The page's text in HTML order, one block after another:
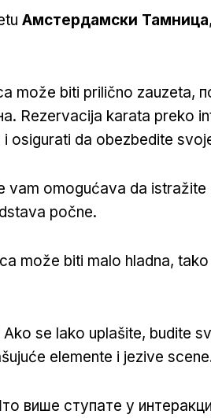
Амстердамски Тамница
može biti prilično zauzeta,
Rezervacija karata preko
osigurati da obezbedite
omogućava da istražite
počne.
može biti malo hladna, tako
se lako uplašite, budite
elemente i jezive
више ступате у